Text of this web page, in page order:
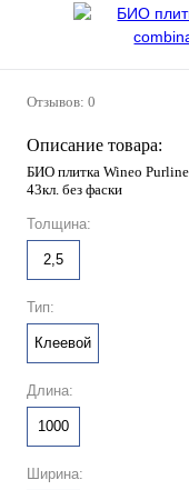
Отзывов: 0
Описание товара:
БИО плитка Wineo
43кл. без фаски
Толщина:
2,5
Тип:
Клеевой
Длина:
1000
Ширина: